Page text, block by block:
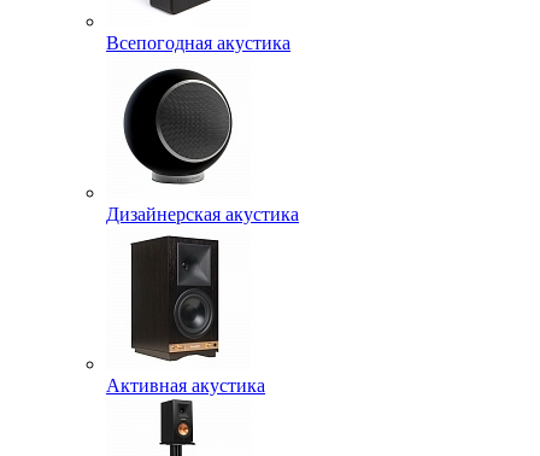
Всепогодная акустика
Дизайнерская акустика
Активная акустика